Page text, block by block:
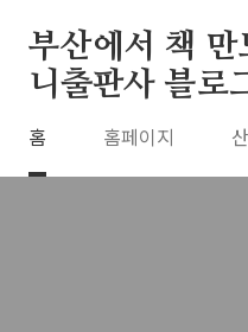
부산에서 책
니출판사 블로
홈 홈페이지